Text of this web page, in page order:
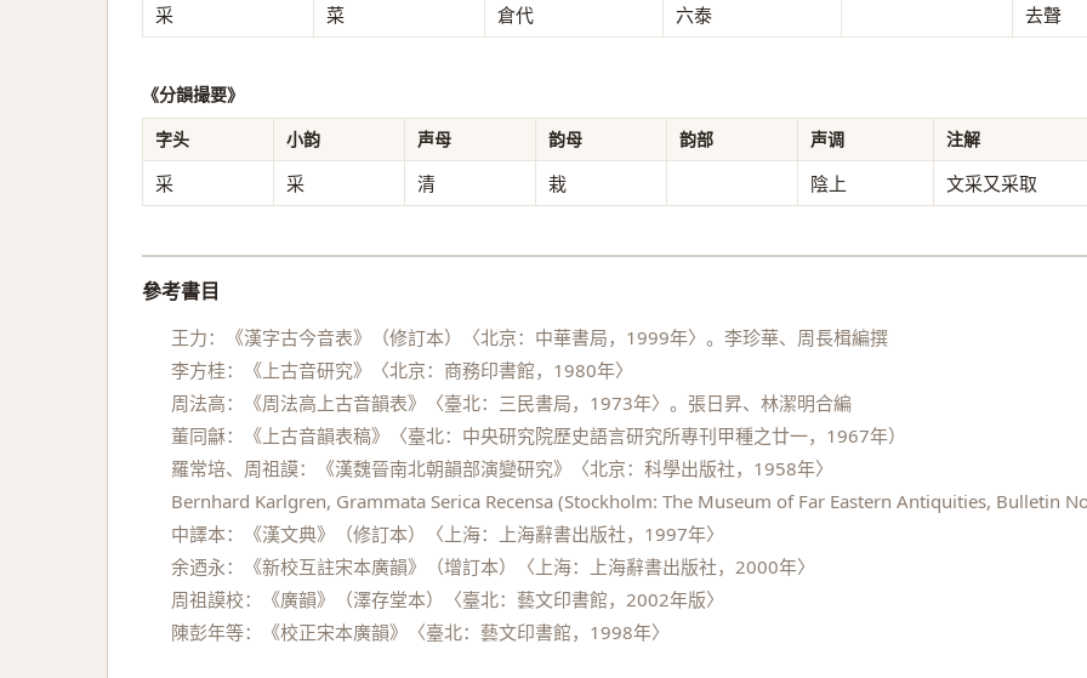
采
菜 倉代 六泰 去聲
《分韻撮要》
字头
小韵 声母 韵母 韵部 声调 注解
采 采 清 栽 陰上 文采又采取
參考書目
王力：《漢字古今音表》（修訂本）〈北京：中華書局，1999年〉。李珍華、周長楫編撰
李方桂：《上古音研究》〈北京：商務印書館，1980年〉
周法高：《周法高上古音韻表》〈臺北：三民書局，1973年〉。張日昇、林潔明合編
董同龢：《上古音韻表稿》〈臺北：中央研究院歷史語言研究所專刊甲種之廿一，1967年）
羅常培、周祖謨：《漢魏晉南北朝韻部演變研究》〈北京：科學出版社，1958年〉
Bernhard Karlgren, Grammata Serica Recensa (Stockholm: The Museum of Far Eastern Antiquities, Bulletin
中譯本：《漢文典》（修訂本）〈上海：上海辭書出版社，1997年〉
余迺永：《新校互註宋本廣韻》（增訂本）〈上海：上海辭書出版社，2000年〉
周祖謨校：《廣韻》（澤存堂本）〈臺北：藝文印書館，2002年版〉
陳彭年等：《校正宋本廣韻》〈臺北：藝文印書館，1998年〉